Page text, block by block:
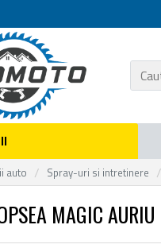
auto Spray-uri si intretinere
MAGIC